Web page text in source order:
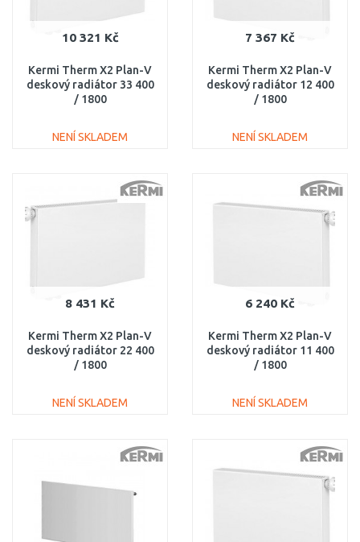
10 321 Kč
Kermi Therm X2 Plan-V
deskový radiátor 33 400
/ 1800
NENÍ SKLADEM
Porovnat
7 367 Kč
Kermi Therm X2 Plan-V
deskový radiátor 12 400
/ 1800
NENÍ SKLADEM
8 431 Kč
Kermi Therm X2 Plan-V
deskový radiátor 22 400
/ 1800
NENÍ SKLADEM
6 240 Kč
Kermi Therm X2 Plan-V
deskový radiátor 11 400
/ 1800
NENÍ SKLADEM